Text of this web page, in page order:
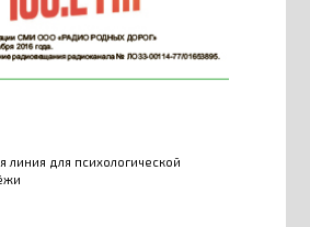
линия для психологической